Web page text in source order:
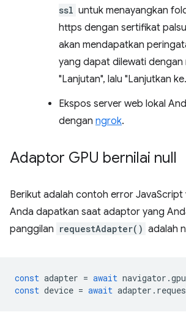
ssl untuk menayangkan
https dengan sertifikat
akan mendapatkan
yang dapat dilewati dengan
"Lanjutan", lalu "Lanjutkan
Ekspos server web lokal
dengan ngrok.
Adaptor GPU bernilai null
Berikut adalah contoh error JavaScript
Anda dapatkan saat adaptor yang
panggilan requestAdapter() adalah
const adapter = await navigator .gpu
const device = await adapter .